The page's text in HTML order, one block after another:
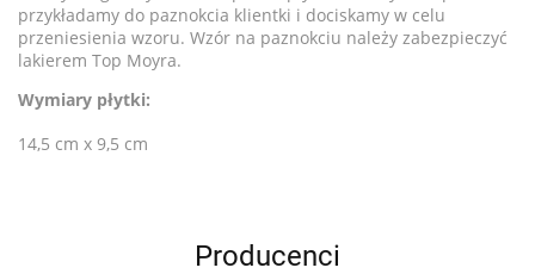
przykładamy do paznokcia klientki i dociskamy w celu
przeniesienia wzoru. Wzór na paznokciu należy zabezpieczyć
lakierem Top Moyra.
Wymiary płytki:
14,5 cm x 9,5 cm
Producenci